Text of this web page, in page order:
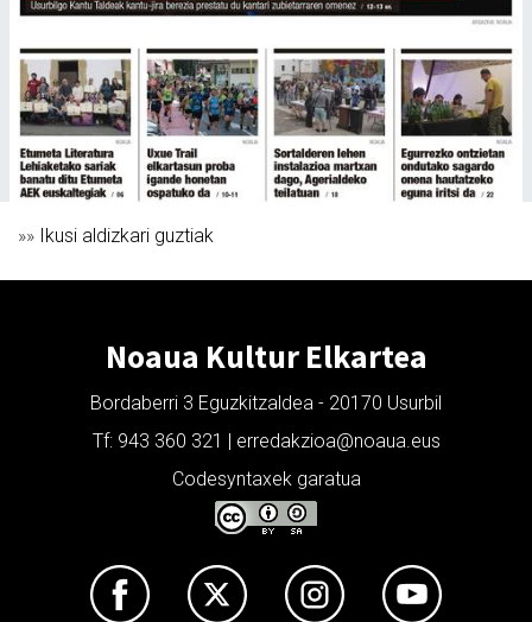
»» Ikusi aldizkari guztiak
Noaua Kultur Elkartea
Bordaberri 3 Eguzkitzaldea - 20170 Usurbil
Tf: 943 360 321 | erredakzioa@noaua.eus
Codesyntaxek garatua